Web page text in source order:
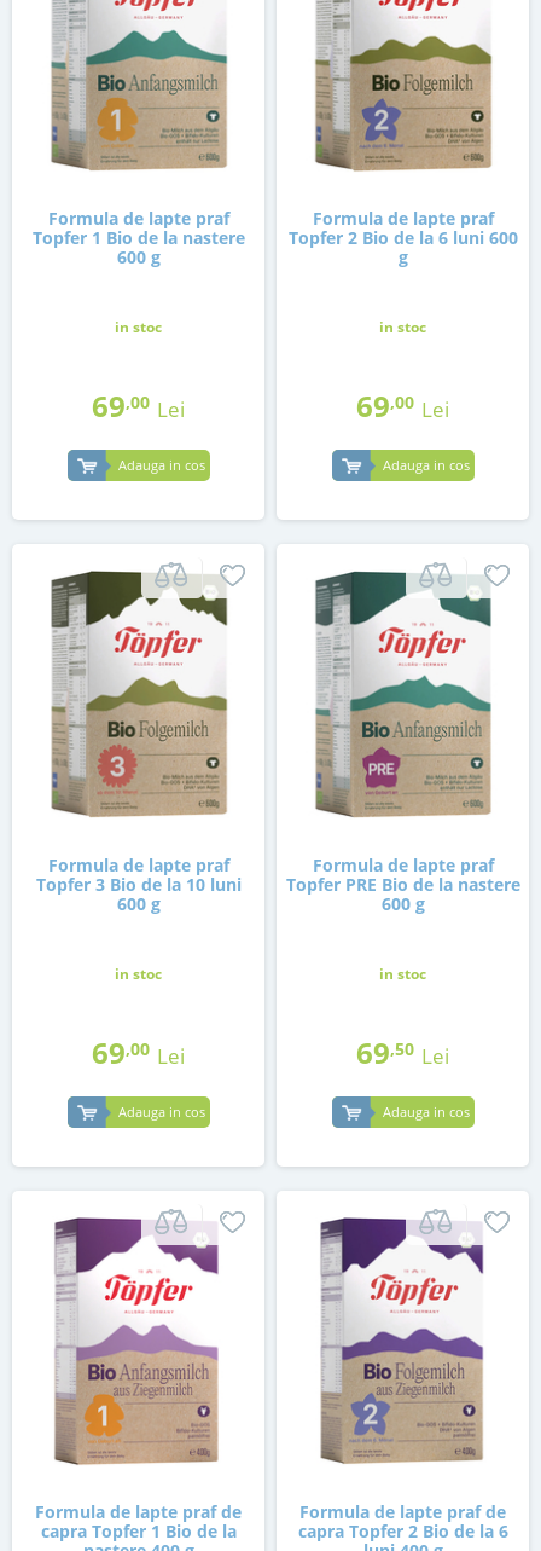
Formula de lapte praf
Topfer 1 Bio de la nastere
600 g
in stoc
69,00 Lei
Adauga in cos
Formula de lapte praf
Topfer 2 Bio de la 6 luni 600
g
in stoc
69,00 Lei
Adauga in cos
Formula de lapte praf
Topfer 3 Bio de la 10 luni
600 g
in stoc
69,00 Lei
Adauga in cos
Formula de lapte praf
Topfer PRE Bio de la nastere
600 g
in stoc
69,50 Lei
Adauga in cos
Formula de lapte praf de
capra Topfer 1 Bio de la
Formula de lapte praf de
capra Topfer 2 Bio de la 6